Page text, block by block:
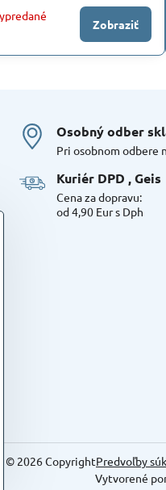
Zobraziť
Osobný odber
Pri osobnom odbere
Kuriér DPD , Geis
Cena za dopravu:
od 4,90 Eur s Dph
© 2026CopyrightPredvoľby
Vytvorené